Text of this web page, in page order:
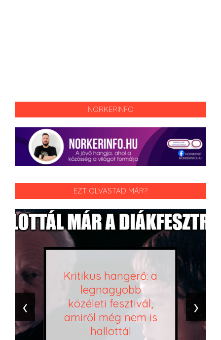
NORKERINFO
EZT OLVASTAD MÁR?
Kritikus hangerő: a
legnagyobb
közéleti fesztivál,
amiről még nem is
hallottál
‹ ›